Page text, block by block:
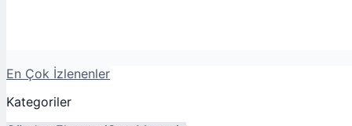
En Çok İzlenenler
Kategoriler